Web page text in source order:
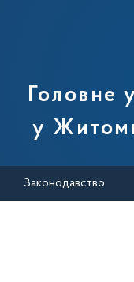
Головне
у
Законодавство